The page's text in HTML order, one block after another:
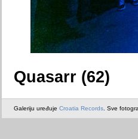
Quasarr (62)
Galeriju uređuje Croatia Records . Sve